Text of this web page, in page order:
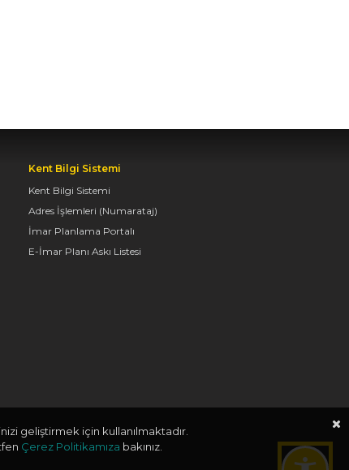
TAŞ BİNA’DA “KONYA
Kent Bilgi Sistemi
Kent Bilgi Sistemi
Adres İşlemleri (Numarataj)
İmar Planlama Portalı
E-İmar Planı Askı Listesi
geliştirmek için kullanılmaktadır.
Çerez Politikamıza bakınız.